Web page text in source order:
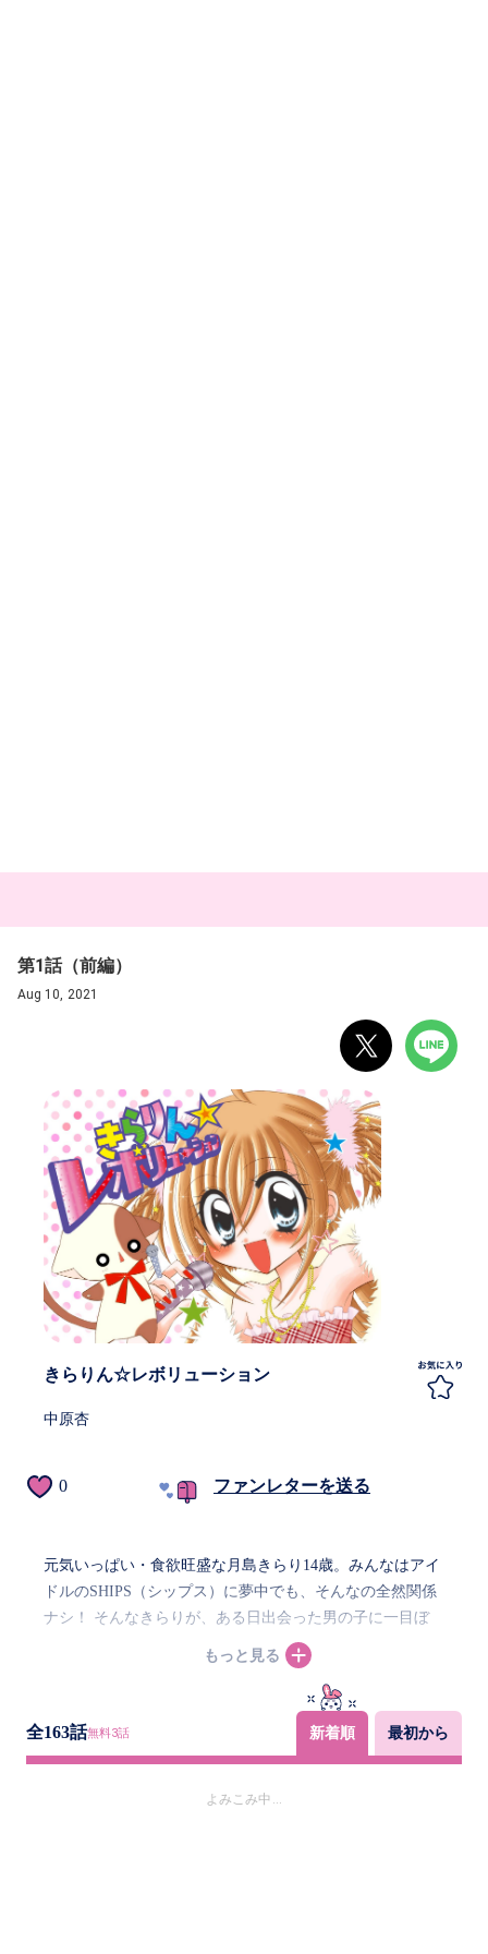
第1話（前編）
Aug 10, 2021
きらりん☆レボリューション
中原杏
0 ファンレターを送る
元気いっぱい・食欲旺盛な月島きらり14歳。みんなはアイ
ドルのSHIPS（シップス）に夢中でも、そんなの全然関係
ナシ！ そんなきらりが、ある日出会った男の子に一目ぼ
れ。なんと彼の正体はSHIPSの星司（せいじ）だった！
星司に近づきたいと思ったきらりは、全世界に向けて「ア
もっと見る
全163話無料3話 新着順 最初から
よみこみ中...